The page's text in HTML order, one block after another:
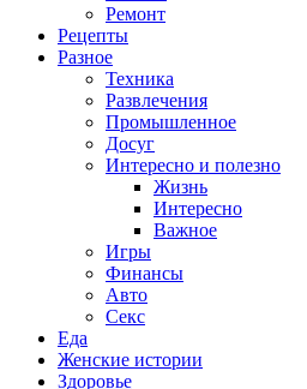
Ремонт
Рецепты
Разное
Техника
Развлечения
Промышленное
Досуг
Интересно и полезно
Жизнь
Интересно
Важное
Игры
Финансы
Авто
Секс
Еда
Женские истории
Здоровье